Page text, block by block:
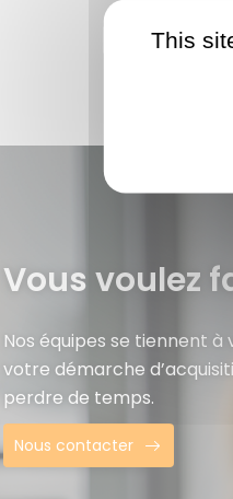
Vous voulez
Nos équipes se tiennent
votre démarche
perdre de temps.
Nous contacter
This